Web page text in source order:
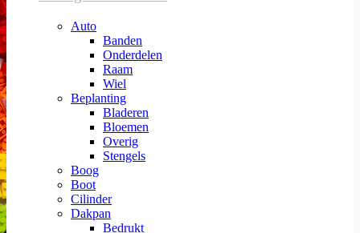
Auto
Banden
Onderdelen
Raam
Wiel
Beplanting
Bladeren
Bloemen
Overig
Stengels
Boog
Boot
Cilinder
Dakpan
Bedrukt